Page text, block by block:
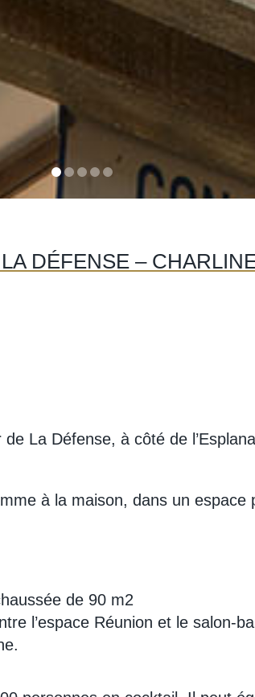
DÉFENSE –
La Défense, à côté de
à la maison, dans un espace
de 90 m2
l’espace Réunion et le salon-